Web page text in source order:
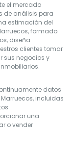
el mercado
de análisis para
estimación del
formado
diseña
clientes tomar
sus negocios y
datos
incluidas
una
o vender